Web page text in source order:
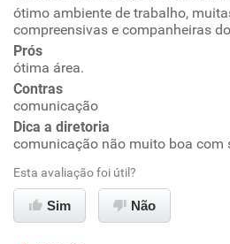
Oportunidade de promoção
Ambiente de trabalho
Conciliação com a vida familiar
Benefícios
Recomenda esta empresa
Não recomenda a diretoria
ótimo ambiente de trabalho,
compreensivas e companheiras
Prós
ótima área.
Contras
comunicação
Dica a diretoria
comunicação não muito boa com
Esta avaliação foi útil?
Sim Não